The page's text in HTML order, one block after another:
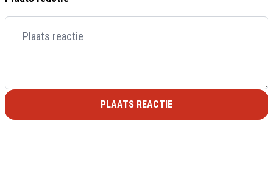
PLAATS REACTIE